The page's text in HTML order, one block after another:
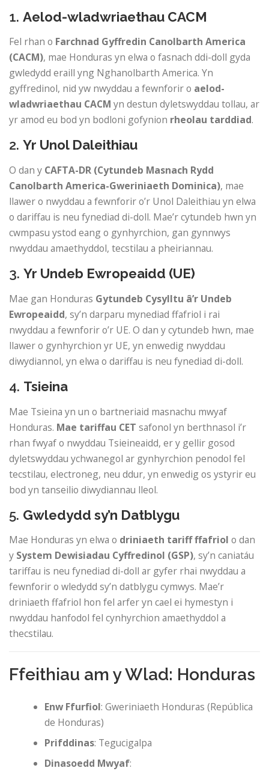
1. Aelod-wladwriaethau CACM
Fel rhan o Farchnad Gyffredin Canolbarth America
(CACM), mae Honduras yn elwa o fasnach ddi-doll gyda
gwledydd eraill yng Nghanolbarth America. Yn
gyffredinol, nid yw nwyddau a fewnforir o aelod-
wladwriaethau CACM yn destun dyletswyddau tollau, ar
yr amod eu bod yn bodloni gofynion rheolau tarddiad.
2. Yr Unol Daleithiau
O dan y CAFTA-DR (Cytundeb Masnach Rydd
Canolbarth America-Gweriniaeth Dominica), mae
llawer o nwyddau a fewnforir o’r Unol Daleithiau yn elwa
o dariffau is neu fynediad di-doll. Mae’r cytundeb hwn yn
cwmpasu ystod eang o gynhyrchion, gan gynnwys
nwyddau amaethyddol, tecstilau a pheiriannau.
3. Yr Undeb Ewropeaidd (UE)
Mae gan Honduras Gytundeb Cysylltu â’r Undeb
Ewropeaidd, sy’n darparu mynediad ffafriol i rai
nwyddau a fewnforir o’r UE. O dan y cytundeb hwn, mae
llawer o gynhyrchion yr UE, yn enwedig nwyddau
diwydiannol, yn elwa o dariffau is neu fynediad di-doll.
4. Tsieina
Mae Tsieina yn un o bartneriaid masnachu mwyaf
Honduras. Mae tariffau CET safonol yn berthnasol i’r
rhan fwyaf o nwyddau Tsieineaidd, er y gellir gosod
dyletswyddau ychwanegol ar gynhyrchion penodol fel
tecstilau, electroneg, neu ddur, yn enwedig os ystyrir eu
bod yn tanseilio diwydiannau lleol.
5. Gwledydd sy’n Datblygu
Mae Honduras yn elwa o driniaeth tariff ffafriol o dan
y System Dewisiadau Cyffredinol (GSP), sy’n caniatáu
tariffau is neu fynediad di-doll ar gyfer rhai nwyddau a
fewnforir o wledydd sy’n datblygu cymwys. Mae’r
driniaeth ffafriol hon fel arfer yn cael ei hymestyn i
nwyddau hanfodol fel cynhyrchion amaethyddol a
thecstilau.
Ffeithiau am y Wlad: Honduras
Enw Ffurfiol: Gweriniaeth Honduras (República
de Honduras)
Prifddinas: Tegucigalpa
Dinasoedd Mwyaf: